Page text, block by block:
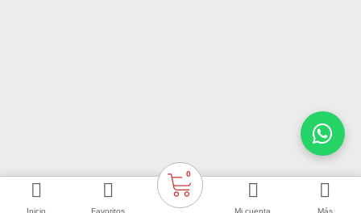
Inicio Favoritos
0
Mi cuenta Más